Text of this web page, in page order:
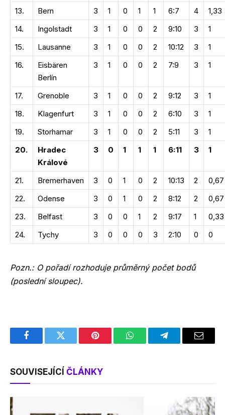
13. Bern 3 1 0 1 1 6:7 4
1,33
14.
Ingolstadt 3 1 0 0 2 9:10 3
1
15.
Lausanne 3 1 0 0 2 10:12 3
1
16.
Eisbären
Berlín
3 1 0 0 2 7:9 3 1
17. Grenoble 3 1 0 0 2 9:12 3
1
18.
Klagenfurt 3 1 0 0 2 6:10 3
1
19.
Storhamar 3 1 0 0 2 5:11 3
1
20.
Hradec
Králové
3 0 1 1 1 6:11 3 1
21. Bremerhaven 3 0 1 0 2 10:13 2
0,67
22.
Odense 3 0 1 0 2 8:12 2
0,67
23.
Belfast 3 0 0 1 2 9:17 1
0,33
24.
Tychy 3 0 0 0 3 2:10 0 0
Pozn.: O pořadí rozhoduje průměrný počet bodů
(poslední sloupec).
FacebookTwitter Pinterest WhatsAppTelegramEmail
SOUVISEJÍCÍ ČLÁNKY